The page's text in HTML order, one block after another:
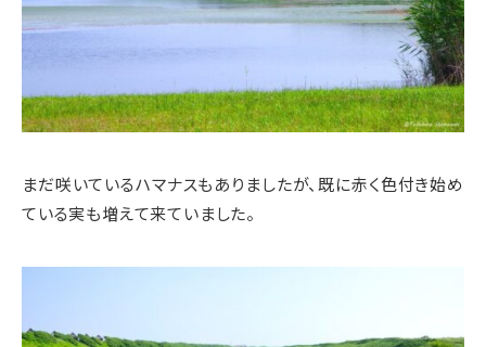
まだ咲いているハマナスもありましたが、既に赤く色付き始め
ている実も増えて来ていました。